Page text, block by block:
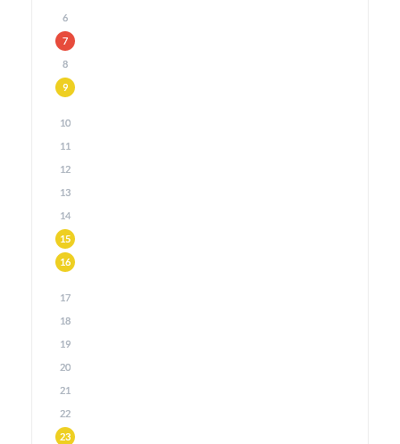
6
7
8
9
10
11
12
13
14
15
16
17
18
19
20
21
22
23